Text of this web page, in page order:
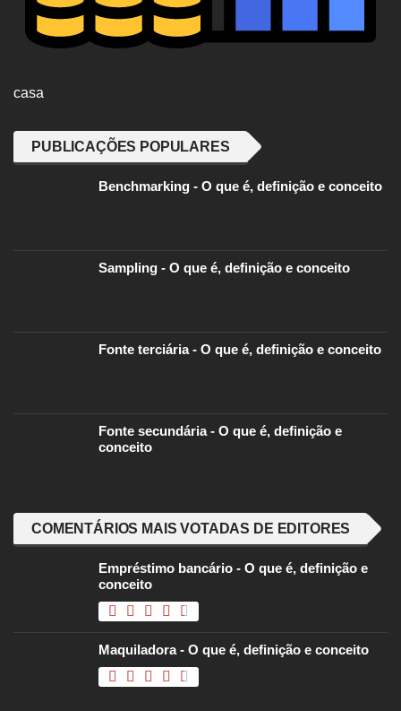
casa
PUBLICAÇÕES POPULARES
Benchmarking - O que é, definição e conceito
Sampling - O que é, definição e conceito
Fonte terciária - O que é, definição e conceito
Fonte secundária - O que é, definição e
conceito
COMENTÁRIOS MAIS VOTADAS DE EDITORES
Empréstimo bancário - O que é, definição e
conceito
Maquiladora - O que é, definição e conceito